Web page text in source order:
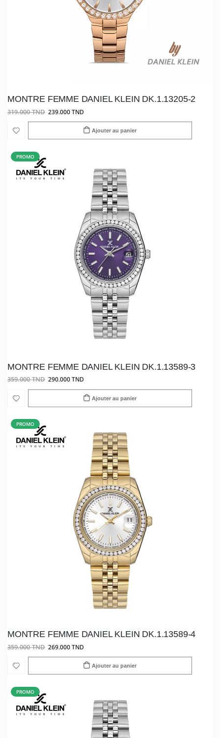
MONTRE FEMME DANIEL KLEIN DK.1.13205-2
319.000 TND 239.000 TND
Ajouter au panier
PROMO
MONTRE FEMME DANIEL KLEIN DK.1.13589-3
359.000 TND 290.000 TND
Ajouter au panier
PROMO
MONTRE FEMME DANIEL KLEIN DK.1.13589-4
359.000 TND 269.000 TND
Ajouter au panier
PROMO